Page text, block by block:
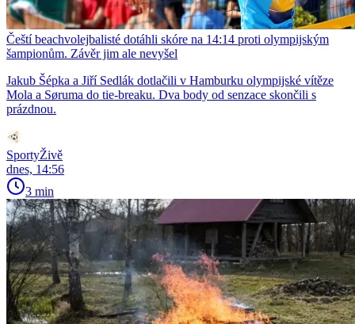
Čeští beachvolejbalisté dotáhli skóre na 14:14 proti olympijským
šampionům. Závěr jim ale nevyšel
Jakub Šépka a Jiří Sedlák dotlačili v Hamburku olympijské vítěze
Mola a Søruma do tie-breaku. Dva body od senzace skončili s
prázdnou.
SportyŽivě
dnes, 14:56
3 min